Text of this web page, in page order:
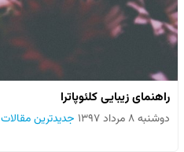
راهنمای زیبایی کلئوپاترا
دوشنبه ۸ مرداد ۱۳۹۷ جدیدترین مقالات